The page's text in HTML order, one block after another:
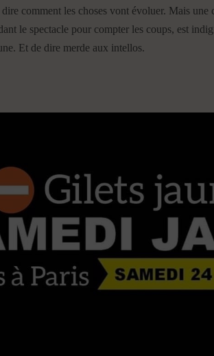
comment les choses vont évoluer. Mais une
le spectacle pour compter les coups, est
Et de dire merde aux intellos.